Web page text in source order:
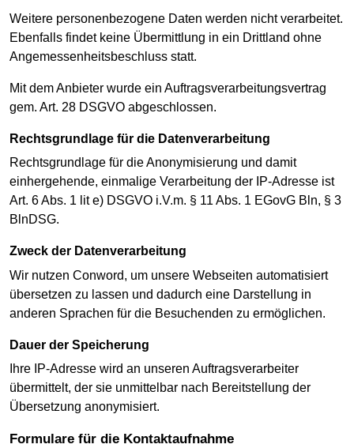
Weitere personenbezogene Daten werden nicht verarbeitet.
Ebenfalls findet keine Übermittlung in ein Drittland ohne
Angemessenheitsbeschluss statt.
Mit dem Anbieter wurde ein Auftragsverarbeitungsvertrag
gem. Art. 28 DSGVO abgeschlossen.
Rechtsgrundlage für die Datenverarbeitung
Rechtsgrundlage für die Anonymisierung und damit
einhergehende, einmalige Verarbeitung der IP-Adresse ist
Art. 6 Abs. 1 lit e) DSGVO i.V.m. § 11 Abs. 1 EGovG Bln, § 3
BlnDSG.
Zweck der Datenverarbeitung
Wir nutzen Conword, um unsere Webseiten automatisiert
übersetzen zu lassen und dadurch eine Darstellung in
anderen Sprachen für die Besuchenden zu ermöglichen.
Dauer der Speicherung
Ihre IP-Adresse wird an unseren Auftragsverarbeiter
übermittelt, der sie unmittelbar nach Bereitstellung der
Übersetzung anonymisiert.
Formulare für die Kontaktaufnahme